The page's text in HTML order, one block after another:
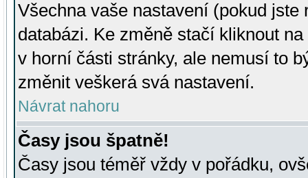
Všechna vaše nastavení (pokud
databázi. Ke změně stačí kliknout
v horní části stránky, ale nemusí to
změnit veškerá svá nastavení.
Návrat nahoru
Časy jsou špatně!
Časy jsou téměř vždy v pořádku,